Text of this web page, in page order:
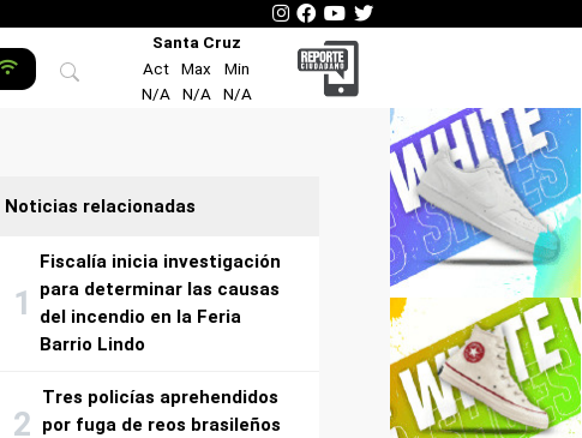
Santa Cruz
Act
Max
Min
N/A
N/A N/A
Noticias relacionadas
Fiscalía inicia investigación
para determinar las causas
del incendio en la Feria
Barrio Lindo
Tres policías aprehendidos
por fuga de reos brasileños